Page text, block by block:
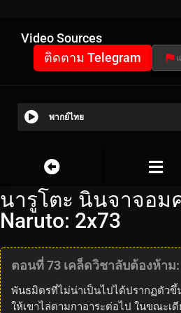
Video Sources
ติดตาม Telegram
พากย์ไทย
นารูโตะ นินจาจอม
Naruto: 2x73
ตอนที่ 73 เคล็ดวิชาลับต้องห้า
พันธมิตรที่ไม่น่าเป็นไปได้ปรากฏตัวขึ้
ให้เขาไล่ตามกาอาระต่อไป ในขณะเ